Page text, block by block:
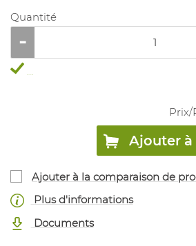
Quantité
...
Prix/
Ajouter
Ajouter à la comparaison de
Plus d'informations
Documents